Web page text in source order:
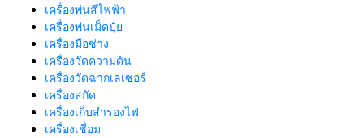
เครื่องพ่นสีไฟฟ้า
เครื่องพ่นเม็ดปุ๋ย
เครื่องมือช่าง
เครื่องวัดความดัน
เครื่องวัดฉากเลเซอร์
เครื่องสกัด
เครื่องเก็บสํารองไฟ
เครื่องเชื่อม